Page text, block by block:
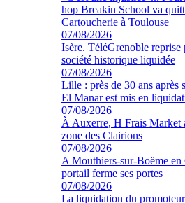
hop Breakin School va
Cartoucherie à Toulouse
07/08/2026
Isère. TéléGrenoble
société historique liquidée
07/08/2026
Lille : près de 30 ans après
El Manar est mis en
07/08/2026
À Auxerre, H Frais Market
zone des Clairions
07/08/2026
A Mouthiers-sur-Boëme en
portail ferme ses portes
07/08/2026
La liquidation du